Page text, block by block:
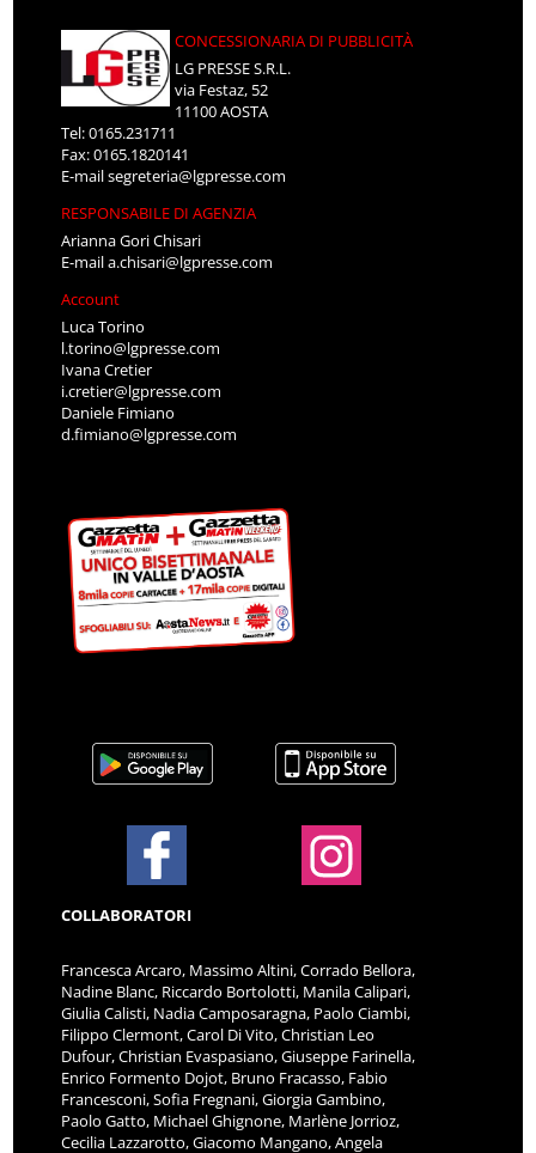
CONCESSIONARIA DI PUBBLICITÀ
LG PRESSE S.R.L.
via Festaz, 52
11100 AOSTA
Tel: 0165.231711
Fax: 0165.1820141
E-mailsegreteria@lgpresse.com
RESPONSABILE DI AGENZIA
Arianna Gori Chisari
E-maila.chisari@lgpresse.com
Account
Luca Torino
l.torino@lgpresse.com
Ivana Cretier
i.cretier@lgpresse.com
Daniele Fimiano
d.fimiano@lgpresse.com
COLLABORATORI
Francesca Arcaro, Massimo Altini, Corrado Bellora,
Nadine Blanc, Riccardo Bortolotti, Manila Calipari,
Giulia Calisti, Nadia Camposaragna, Paolo Ciambi,
Filippo Clermont, Carol Di Vito, Christian Leo
Dufour, Christian Evaspasiano, Giuseppe Farinella,
Enrico Formento Dojot, Bruno Fracasso, Fabio
Francesconi, Sofia Fregnani, Giorgia Gambino,
Paolo Gatto, Michael Ghignone, Marlène Jorrioz,
Cecilia Lazzarotto, Giacomo Mangano, Angela